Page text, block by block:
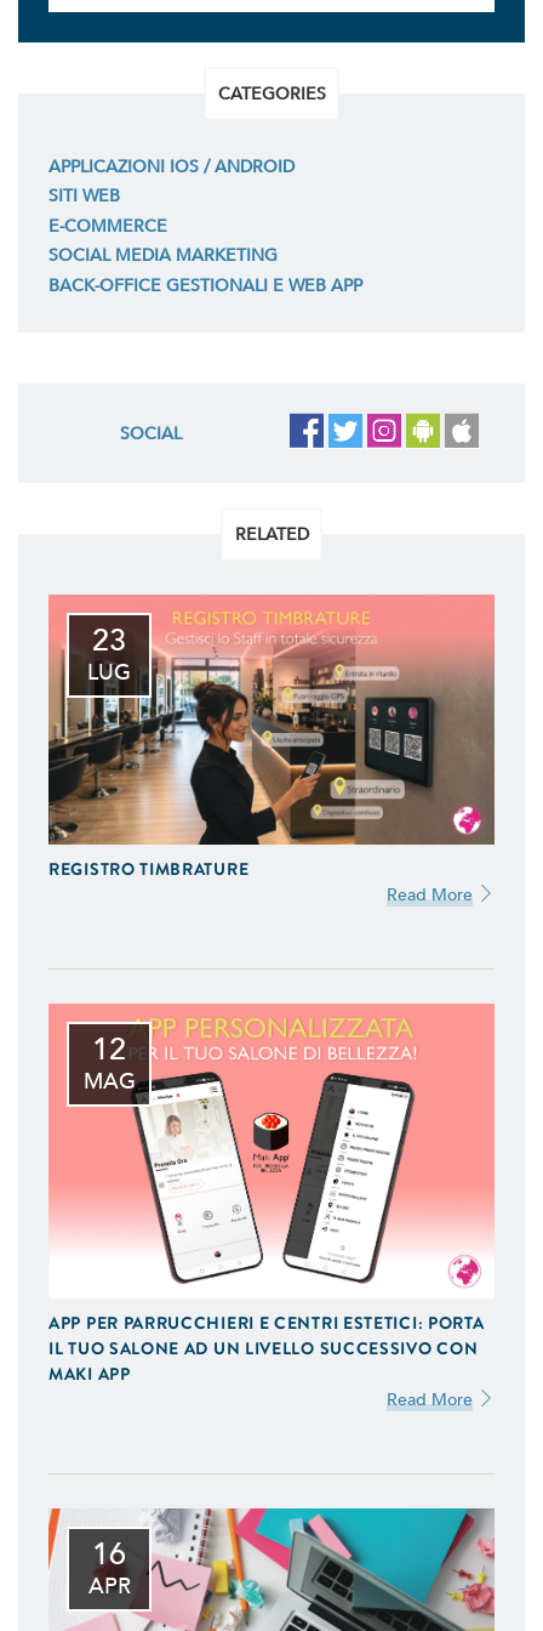
CATEGORIES
APPLICAZIONI IOS / ANDROID
SITI WEB
E-COMMERCE
SOCIAL MEDIA MARKETING
BACK-OFFICE GESTIONALI E WEB APP
SOCIAL
RELATED
23
LUG
REGISTRO TIMBRATURE
Read More
12
MAG
APP PER PARRUCCHIERI E CENTRI ESTETICI: PORTA
IL TUO SALONE AD UN LIVELLO SUCCESSIVO CON
MAKI APP
Read More
16
APR